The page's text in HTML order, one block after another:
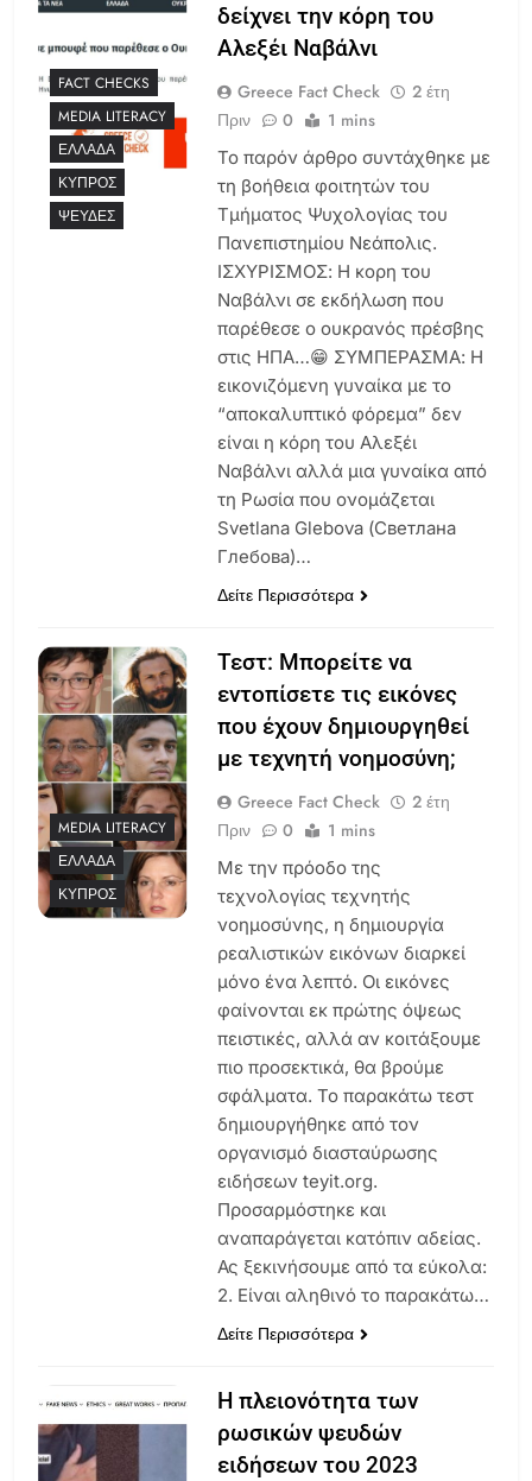
FACT CHECKS
MEDIA LITERACY
ΕΛΛΆΔΑ
ΚΎΠΡΟΣ
ΨΕΥΔΈΣ
δείχνει την κόρη του
Αλεξέι Ναβάλνι
Greece Fact Check
2 έτη
Πριν
0 1 mins
Το παρόν άρθρο συντάχθηκε με
τη βοήθεια φοιτητών του
Τμήματος Ψυχολογίας του
Πανεπιστημίου Νεάπολις.
ΙΣΧΥΡΙΣΜΟΣ: Η κορη του
Ναβάλνι σε εκδήλωση που
παρέθεσε ο ουκρανός πρέσβης
στις ΗΠΑ…😁 ΣΥΜΠΕΡΑΣΜΑ: Η
εικονιζόμενη γυναίκα με το
“αποκαλυπτικό φόρεμα” δεν
είναι η κόρη του Αλεξέι
Ναβάλνι αλλά μια γυναίκα από
τη Ρωσία που ονομάζεται
Svetlana Glebova (Светлана
Глебова)…
Δείτε Περισσότερα
MEDIA LITERACY
ΕΛΛΆΔΑ
ΚΎΠΡΟΣ
Τεστ: Μπορείτε να
εντοπίσετε τις εικόνες
που έχουν δημιουργηθεί
με τεχνητή νοημοσύνη;
Greece Fact Check
2 έτη
Πριν
0 1 mins
Με την πρόοδο της
τεχνολογίας τεχνητής
νοημοσύνης, η δημιουργία
ρεαλιστικών εικόνων διαρκεί
μόνο ένα λεπτό. Οι εικόνες
φαίνονται εκ πρώτης όψεως
πειστικές, αλλά αν κοιτάξουμε
πιο προσεκτικά, θα βρούμε
σφάλματα. Το παρακάτω τεστ
δημιουργήθηκε από τον
οργανισμό διασταύρωσης
ειδήσεων teyit.org.
Προσαρμόστηκε και
αναπαράγεται κατόπιν αδείας.
Ας ξεκινήσουμε από τα εύκολα:
2. Είναι αληθινό το παρακάτω…
Δείτε Περισσότερα
Η πλειονότητα των
ρωσικών ψευδών
ειδήσεων του 2023